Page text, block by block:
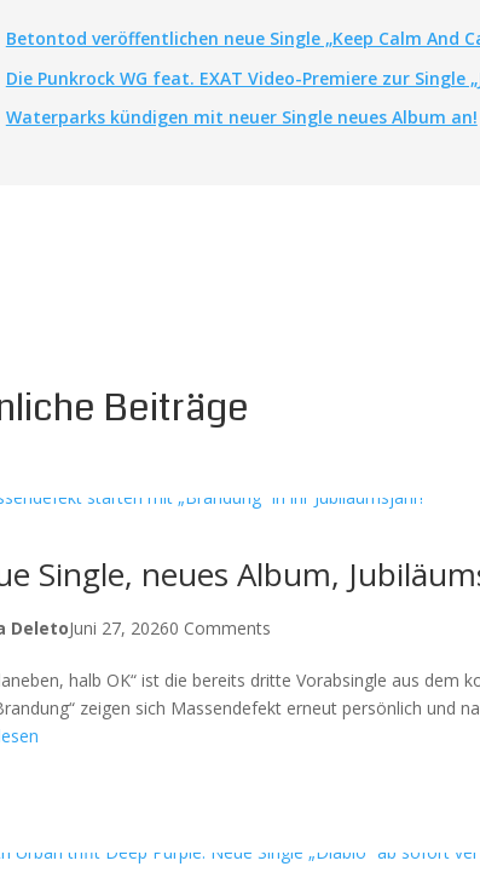
Betontod veröffentlichen neue Single „Keep Calm And
Die Punkrock WG feat. EXAT Video-Premiere zur Single
Waterparks kündigen mit neuer Single neues Album an!
Beiträge
Single, neues Album,
DeletoJuni 27, 20260 Comments
halb OK“ ist die bereits dritte Vorabsingle aus dem
zeigen sich Massendefekt erneut persönlich und